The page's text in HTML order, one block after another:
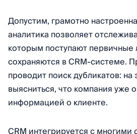
Допустим, грамотно
аналитика позволяет
которым поступают
сохраняются в CRM-системе.
проводит поиск дубликатов:
выясниться, что компания уже
информацией о клиенте.